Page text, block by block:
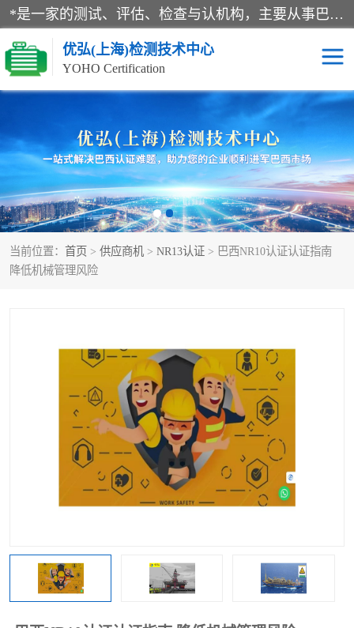
*是一家的测试、评估、检查与认机构，主要从事巴西NR10认证、NR12认证、NR13认证；ANATEL认证、INMTRO认证，欧盟CE认证：MD认证，PED认证，MID认证，ATEX认证，德国蓝色天使认证。
优弘(上海)检测技术中心
YOHO Certification
当前位置： 首页 > 供应商机 > NR13认证 > 巴西NR10认证认证指南
降低机械管理风险
RECYCLASS认证 NR10认证
NR12认证 NR13认证
ART认证 巴西NR认证
巴西认证 RETIE认证